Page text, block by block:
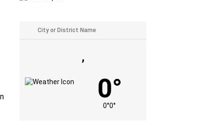
,
0°
0°0°